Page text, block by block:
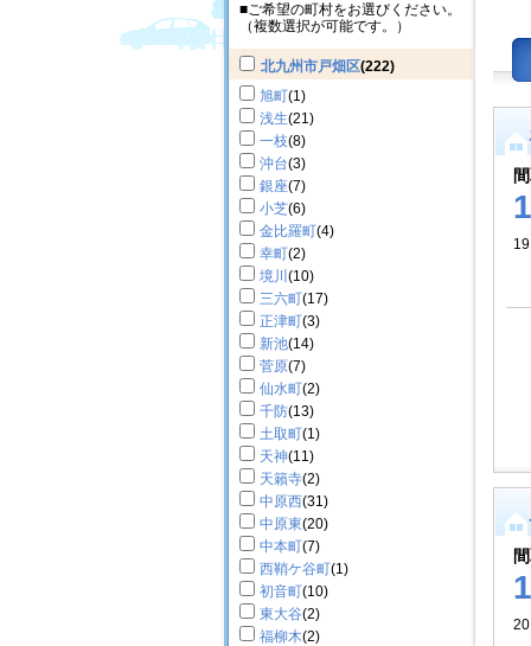
■ご希望の町村をお選びください。
（複数選択が可能です。）
北九州市戸畑区(222)
旭町(1)
浅生(21)
一枝(8)
沖台(3)
銀座(7)
小芝(6)
金比羅町(4)
幸町(2)
境川 (10)
三六町(17)
正津町(3)
新池(14)
菅原(7)
仙水町(2)
千防(13)
土取町(1)
天神(11)
天籟寺(2)
中原西(31)
中原東(20)
中本町(7)
西鞘ケ谷町(1)
初音町(10)
東大谷(2)
福柳木(2)